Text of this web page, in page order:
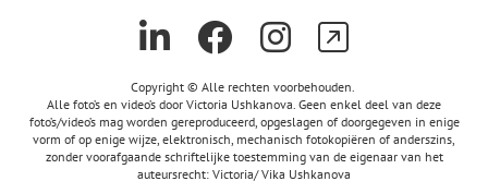
Copyright © Alle rechten voorbehouden.
Alle foto’s en video’s door Victoria Ushkanova. Geen enkel deel van deze
foto’s/video’s mag worden gereproduceerd, opgeslagen of doorgegeven in enige
vorm of op enige wijze, elektronisch, mechanisch fotokopiëren of anderszins,
zonder voorafgaande schriftelijke toestemming van de eigenaar van het
auteursrecht: Victoria/ Vika Ushkanova